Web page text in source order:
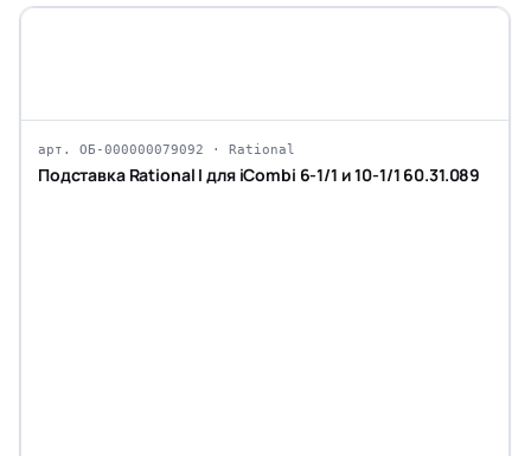
арт. ОБ-000000079092 · Rational
Подставка Rational I для iCombi 6-1/1 и 10-1/1 60.31.089